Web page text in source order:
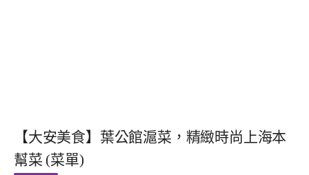
【大安美食】葉公館滬菜，精緻時尚上海本
幫菜 (菜單)